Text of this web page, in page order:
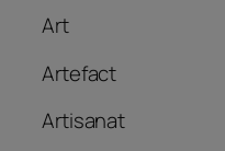
Art
Artefact
Artisanat